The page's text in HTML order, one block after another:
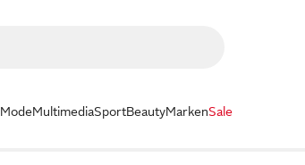
ModeMultimediaSportBeautyMarkenSale